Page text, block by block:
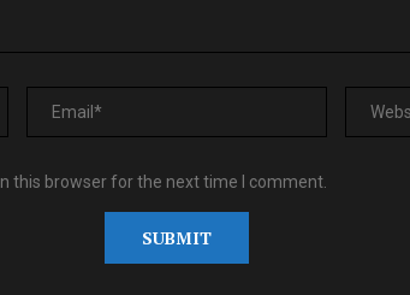
this browser for the next time I comment.